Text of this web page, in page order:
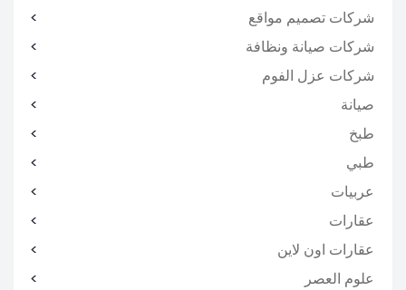
شركات تصميم مواقع
شركات صيانة ونظافة
شركات عزل الفوم
صيانة
طبخ
طبي
عربيات
عقارات
عقارات اون لاين
علوم العصر